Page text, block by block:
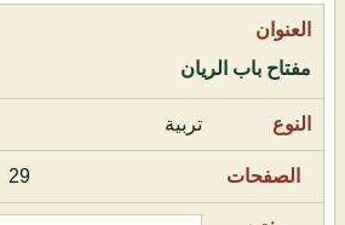
مفتاح باب الريان
تربية
29